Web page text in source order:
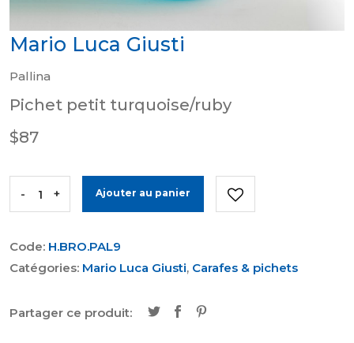
Mario Luca Giusti
Pallina
Pichet petit turquoise/ruby
$87
- + Ajouter au panier
Code: H.BRO.PAL9
Catégories: Mario Luca Giusti, Carafes & pichets
Partager ce produit: